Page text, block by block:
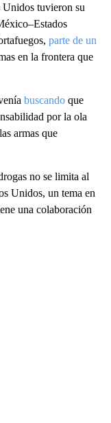
tuvieron su
parte de un
en la frontera que
buscando que
por la ola
armas que
no se limita al
Unidos, un tema en
una colaboración